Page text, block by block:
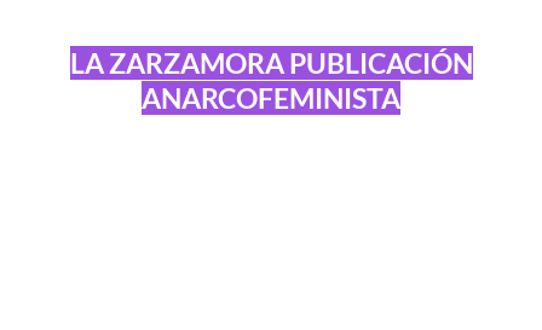
LA ZARZAMORA PUBLICACIÓN
ANARCOFEMINISTA